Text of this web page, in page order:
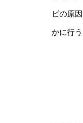
ビの原
かに行